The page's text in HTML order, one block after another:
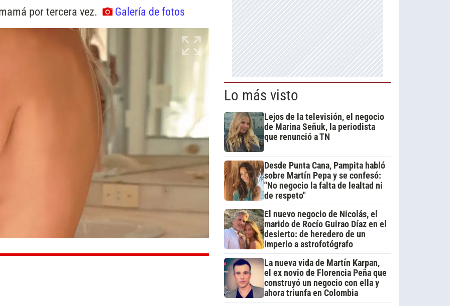
por tercera vez. Galería de fotos
Lo más visto
Lejos de la televisión, el negocio
de Marina Señuk, la periodista
que renunció a TN
Desde Punta Cana, Pampita habló
sobre Martín Pepa y se confesó:
"No negocio la falta de lealtad ni
de respeto"
El nuevo negocio de Nicolás, el
marido de Rocío Guirao Díaz en el
desierto: de heredero de un
imperio a astrofotógrafo
La nueva vida de Martín Karpan,
el ex novio de Florencia Peña que
construyó un negocio con ella y
ahora triunfa en Colombia